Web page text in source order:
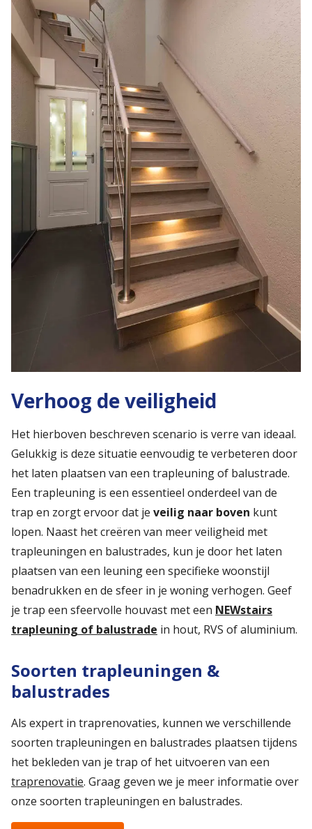
Verhoog de veiligheid
Het hierboven beschreven scenario is verre van ideaal.
Gelukkig is deze situatie eenvoudig te verbeteren door
het laten plaatsen van een trapleuning of balustrade.
Een trapleuning is een essentieel onderdeel van de
trap en zorgt ervoor dat je veilig naar boven kunt
lopen. Naast het creëren van meer veiligheid met
trapleuningen en balustrades, kun je door het laten
plaatsen van een leuning een specifieke woonstijl
benadrukken en de sfeer in je woning verhogen. Geef
je trap een sfeervolle houvast met een NEWstairs
trapleuning of balustrade in hout, RVS of aluminium.
Soorten trapleuningen &
balustrades
Als expert in traprenovaties, kunnen we verschillende
soorten trapleuningen en balustrades plaatsen tijdens
het bekleden van je trap of het uitvoeren van een
traprenovatie. Graag geven we je meer informatie over
onze soorten trapleuningen en balustrades.